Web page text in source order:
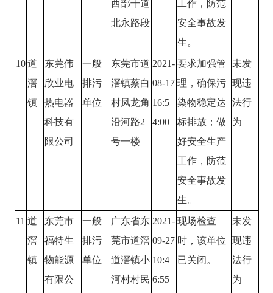
西部干道
北永路段
工作，防范
安全事故发
生。
10 道
滘
镇
东莞伟
欣业电
热电器
科技有
限公司
一般
排污
单位
东莞市道
滘镇蔡白
村凤龙角
沿河路2
号一楼
2021-
08-17
16:5
4:00
要求加强管
理，确保污
染物稳定达
标排放；做
好安全生产
工作，防范
安全事故发
生。
未发
现违
法行
为
11 道
滘
镇
东莞市
福特生
物能源
有限公
一般
排污
单位
广东省东
莞市道滘
道滘镇小
河村村民
2021-
09-27
10:4
6:55
现场检查
时，该单位
已关闭。
未发
现违
法行
为